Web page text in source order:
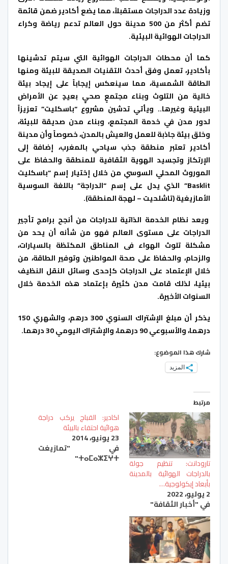
وزيادة عدد الدراجات مستقبلاً، مما يضع أكادير ضمن قائمة
تضم أكثر من 500 مدينة حول العالم تدعم رياضة وكراء
الدراجات الهوائية البيئية.
كما أن محطات الدراجات الهوائية التي سيتم تدشينها
بأكادير، تعمل وفق أحدث التقنيات الصديقة للبيئة ومنها
الطاقة الشمسية، مما سينعكس إيجاباً على إيجاد بيئة
خالية من التلوث وبناء مجتمعٍ صحيٍ بعيدٍ عن الأمراض
البيئية وغيرها.. ويأتي تدشين مشروع “باسكليت” تعزيزاً
لدور مدن في خدمة المجتمع، وبناء مدن صديقة للبيئة،
وخلق بيئة جاذبة للعمل والعيش بالمدن، خصوصاً وأن مدينة
أكادير تعتبر منطقة جذب سياحي بالمغرب، إضافة إلى
الإرتكاز وتجسيد الهوية الثقافية للمنطقة والحفاظ على
الموروث المحلي السوسي من خلال إختيار إسم “باسكليت
Basklit” الذي يدل على إسم “الدراجة” باللغة السوسية
الأمازيغية (تاشلحيت – لهجة المنطقة).
ويعد نظام الخدمة الذاتية للدراجات من أنجح برامج تأجير
الدراجات على مستوى العالم فهو من شأنه أن يحد من
مشكلة تلوث الهواء فى المناطق المكتظة بالسيارات،
والزحام، والحفاظ على صحة المواطنين وتوفير الطاقة، من
خلال الإعتماد على الدراجات كإحدى وسائل النقل النظيف
بيئيا، لذلك قامت مدن كثيرة بإعتماد هذه الخدمة خلال
السنوات الأخيرة.
يذكر أن مبلغ الإشتراك السنوي 300 درهم، والشهري 150
درهما، والأسبوعي 90 درهما، والإشتراك اليومي 30 درهما.
شارك هذا الموضوع:
المزيد
مرتبط
تارودانت: تنظيم جولة
بالدراجات الهوائية بالمدينة
بأبعاد إيكولوجية…
2 يوليو، 2022
في "أخبار الثقافة"
اكادير: القباج يركب دراجة
هوائية احتفاء بالبيئة
23 يونيو، 2014
في "تمازيغت
ⵜⴰⵎⴰⵣⵉⵖⵜ"